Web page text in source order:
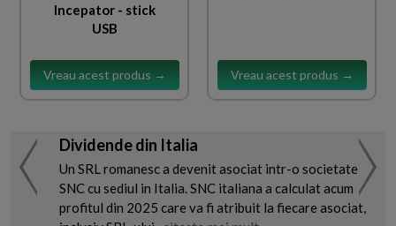
Incepator - stick
USB
Vreau acest produs → Vreau acest produs →
Dividende din Italia
Un SRL romanesc a devenit asociat intr-o societate
SNC cu sediul in Italia. SNC italiana a calculat acum
profitul din 2025 care va fi atribuit la fiecare asociat,